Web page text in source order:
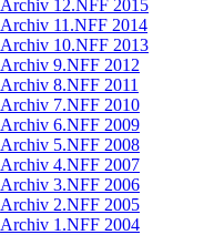
Archiv 12.NFF 2015
Archiv 11.NFF 2014
Archiv 10.NFF 2013
Archiv 9.NFF 2012
Archiv 8.NFF 2011
Archiv 7.NFF 2010
Archiv 6.NFF 2009
Archiv 5.NFF 2008
Archiv 4.NFF 2007
Archiv 3.NFF 2006
Archiv 2.NFF 2005
Archiv 1.NFF 2004